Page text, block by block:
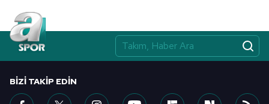
BIZI TAKIP EDIN